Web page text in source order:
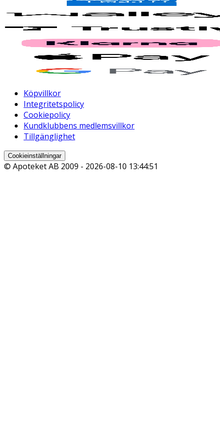
Köpvillkor
Integritetspolicy
Cookiepolicy
Kundklubbens medlemsvillkor
Tillgänglighet
Cookieinställningar
© Apoteket AB 2009 - 2026-08-10 13:44:51